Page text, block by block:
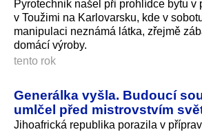
Pyrotechnik našel při prohlídce bytu v
v Toužimi na Karlovarsku, kde v
manipulaci neznámá látka, zřejmě
domácí výroby.
tento rok
Generálka vyšla. Budoucí
umlčel před mistrovstvím
Jihoafrická republika porazila v